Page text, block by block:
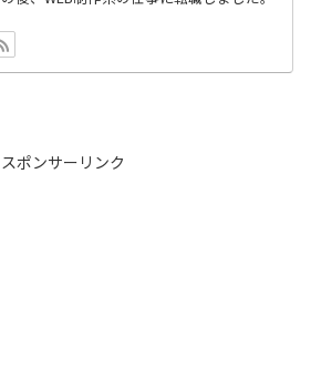
スポンサーリンク